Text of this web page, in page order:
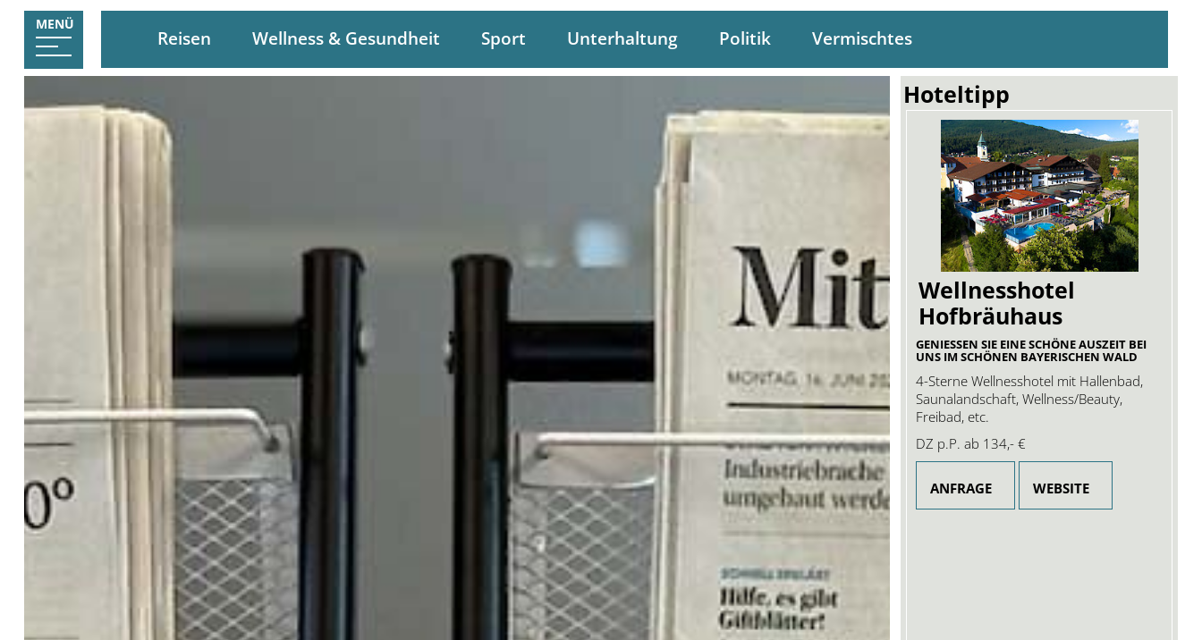
MENÜ
Hoteltipp
Wellnesshotel
Hofbräuhaus
GENIESSEN SIE EINE SCHÖNE AUSZEIT BEI U
NS IM SCHÖNEN BAYERISCHEN WALD
4-Sterne Wellnesshotel mit Hallenbad,
Saunalandschaft, Wellness/Beauty,
Freibad, etc.
DZ p.P. ab 134,- €
ANFRAGE WEBSITE
Reisen Wellness & Gesundheit Sport Unterhaltung Politik Vermischtes